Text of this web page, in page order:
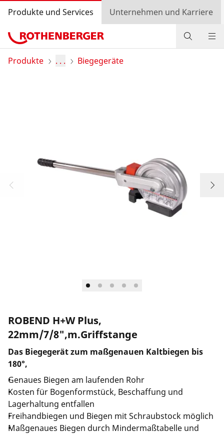
Produkte und Services Unternehmen und Karriere
Produkte
Händlersuche
Login
Produkte . . . Biegegeräte
ROBEND H+W Plus,
22mm/7/8",m.Griffstange
Das Biegegerät zum maßgenauen Kaltbiegen bis
180°,
Genaues Biegen am laufenden Rohr
Kosten für Bogenformstück, Beschaffung und
Lagerhaltung entfallen
Freihandbiegen und Biegen mit Schraubstock möglich
Maßgenaues Biegen durch Mindermaßtabelle und